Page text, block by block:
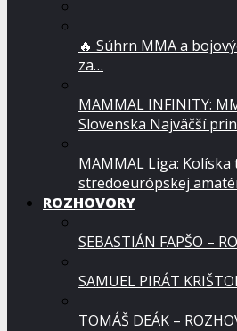
🔥 Súhrn MMA a
za…
MAMMAL INFINITY:
Slovenska Najväčší
MAMMAL Liga:
stredoeurópskej
ROZHOVORY
SEBASTIÁN FAPŠO –
SAMUEL PIRÁT
TOMÁŠ DEÁK –